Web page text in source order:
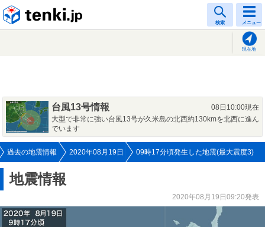
検索 メニュー
現在地
台風13号情報
08日10:00現在
大型で非常に強い台風13号が久米島の北西約130kmを北西に進ん
でいます
過去の地震情報 2020年08月19日 09時17分頃発生した地震(最大震度3)
地震情報
2020年08月19日09:20発表